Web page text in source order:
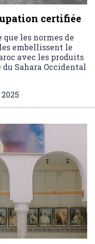
certifiée
les normes de
embellissent le
avec les produits
Sahara Occidental